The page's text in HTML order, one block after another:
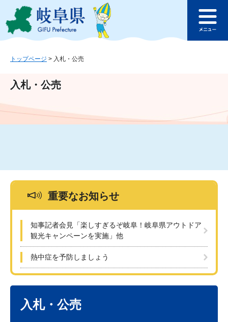
ジ
ュ
文
このページの本文へ
ュ
トップページ > 入札・公売
入札・公売
重要なお知らせ
知事記者会見「楽しすぎるぞ岐阜！岐阜県アウトドア
観光キャンペーンを実施」他
熱中症を予防しましょう
入札・公売